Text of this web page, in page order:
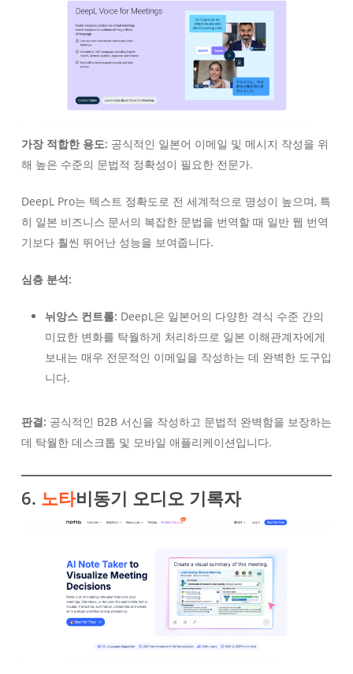
가장 적합한 용도: 공식적인 일본어 이메일 및 메시지 작성을 위
해 높은 수준의 문법적 정확성이 필요한 전문가.
DeepL Pro는 텍스트 정확도로 전 세계적으로 명성이 높으며, 특
히 일본 비즈니스 문서의 복잡한 문법을 번역할 때 일반 웹 번역
기보다 훨씬 뛰어난 성능을 보여줍니다.
심층 분석:
뉘앙스 컨트롤: DeepL은 일본어의 다양한 격식 수준 간의
미묘한 변화를 탁월하게 처리하므로 일본 이해관계자에게
보내는 매우 전문적인 이메일을 작성하는 데 완벽한 도구입
니다.
판결: 공식적인 B2B 서신을 작성하고 문법적 완벽함을 보장하는
데 탁월한 데스크톱 및 모바일 애플리케이션입니다.
6. 노타비동기 오디오 기록자